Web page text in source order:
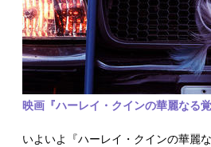
映画『ハーレイ・クインの華麗なる
いよいよ『ハーレイ・クインの華麗